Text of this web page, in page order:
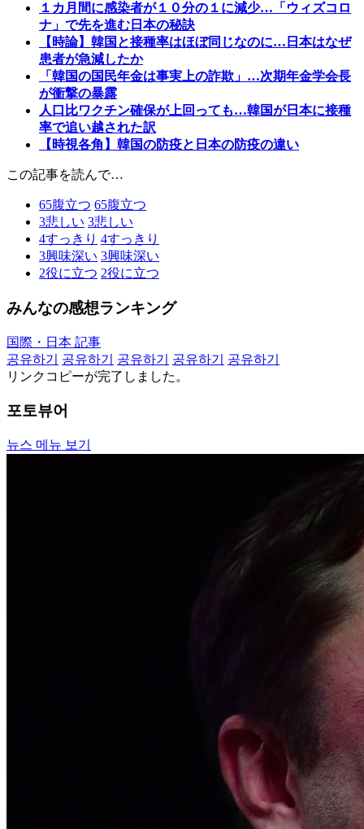
１カ月間に感染者が１０分の１に減少…「ウィズコロ
ナ」で先を進む日本の秘訣
【時論】韓国と接種率はほぼ同じなのに…日本はなぜ
患者が急減したか
「韓国の国民年金は事実上の詐欺」…次期年金学会長
が衝撃の暴露
人口比ワクチン確保が上回っても…韓国が日本に接種
率で追い越された訳
【時視各角】韓国の防疫と日本の防疫の違い
この記事を読んで…
65腹立つ 65腹立つ
3悲しい 3悲しい
4すっきり 4すっきり
3興味深い 3興味深い
2役に立つ 2役に立つ
みんなの感想ランキング
国際・日本 記事
공유하기
공유하기 공유하기 공유하기
공유하기
リンクコピーが完了しました。
포토뷰어
뉴스 메뉴 보기